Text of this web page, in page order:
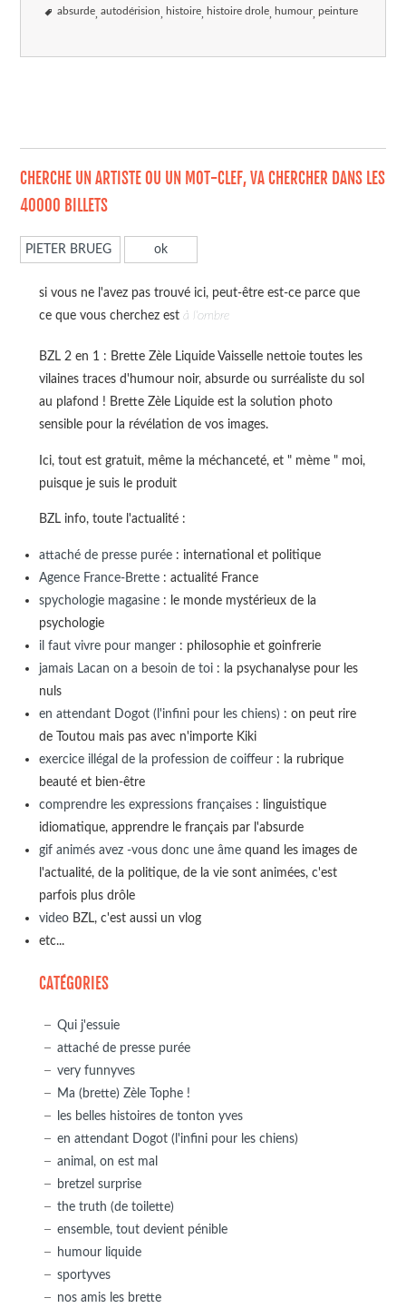
absurde autodérision histoire histoire drole humour peinture
CHERCHE UN ARTISTE OU UN MOT-CLEF, VA CHERCHER DANS LES
40000 BILLETS
si vous ne l'avez pas trouvé ici, peut-être est-ce parce que
ce que vous cherchez est à l'ombre
BZL 2 en 1 : Brette Zèle Liquide Vaisselle nettoie toutes les
vilaines traces d'humour noir, absurde ou surréaliste du sol
au plafond ! Brette Zèle Liquide est la solution photo
sensible pour la révélation de vos images.
Ici, tout est gratuit, même la méchanceté, et " mème " moi,
puisque je suis le produit
BZL info, toute l'actualité :
attaché de presse purée: international et politique
Agence France-Brette: actualité France
spychologie magasine: le monde mystérieux de la
psychologie
il faut vivre pour manger: philosophie et goinfrerie
jamais Lacan on a besoin de toi: la psychanalyse pour les
nuls
en attendant Dogot (l'infini pour les chiens): on peut rire
de Toutou mais pas avec n'importe Kiki
exercice illégal de la profession de coiffeur: la rubrique
beauté et bien-être
comprendre les expressions françaises: linguistique
idiomatique, apprendre le français par l'absurde
gif animés avez -vous donc une âmequand les images de
l'actualité, de la politique, de la vie sont animées, c'est
parfois plus drôle
videoBZL, c'est aussi un vlog
etc...
CATÉGORIES
Qui j'essuie
attaché de presse purée
very funnyves
Ma (brette) Zèle Tophe !
les belles histoires de tonton yves
en attendant Dogot (l'infini pour les chiens)
animal, on est mal
bretzel surprise
the truth (de toilette)
ensemble, tout devient pénible
humour liquide
sportyves
nos amis les brette